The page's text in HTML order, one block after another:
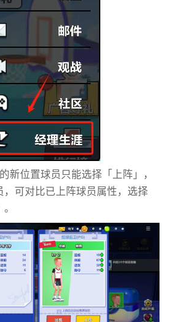
新位置球员只能选择「上阵」，
，可对比已上阵球员属性，选择